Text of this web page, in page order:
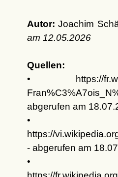
Autor: Joachim
am 12.05.2026
Quellen:
• https://
abgerufen am
•
https://
- abgerufen am
•